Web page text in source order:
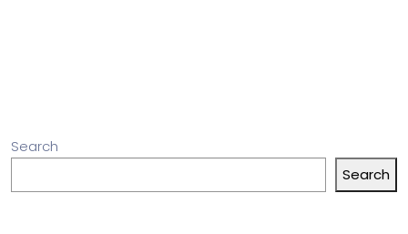
Search
Search